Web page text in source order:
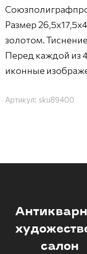
Размер
золотом.
Перед каждой из
иконные
Артикул: sku89400
салон